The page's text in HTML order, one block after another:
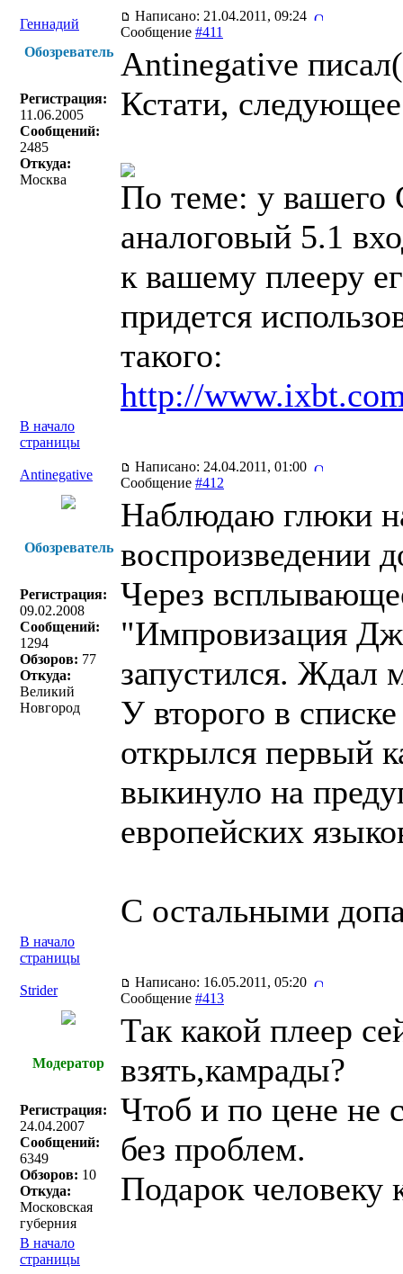
Геннадий
Написано: 21.04.2011, 09:24
Сообщение #411
Обозреватель
Регистрация:
11.06.2005
Сообщений:
2485
Откуда:
Москва
Antinegative
Кстати,
По теме: у вашего
аналоговый 5.1
к вашему плееру
придется
такого:
http://
В начало
страницы
Antinegative
Написано: 24.04.2011, 01:00
Сообщение #412
Обозреватель
Регистрация:
09.02.2008
Сообщений:
1294
Обзоров: 77
Откуда:
Великий
Новгород
Наблюдаю глюки
воспроизведении
Через
"Импровизация
запустился. Ждал
У второго в
открылся первый
выкинуло на
европейских
С остальными
В начало
страницы
Strider
Написано: 16.05.2011, 05:20
Сообщение #413
Модератор
Регистрация:
24.04.2007
Сообщений:
6349
Обзоров: 10
Откуда:
Московская
губерния
Так какой плеер
взять,камрады?
Чтоб и по цене не
без проблем.
Подарок человеку
В начало
страницы